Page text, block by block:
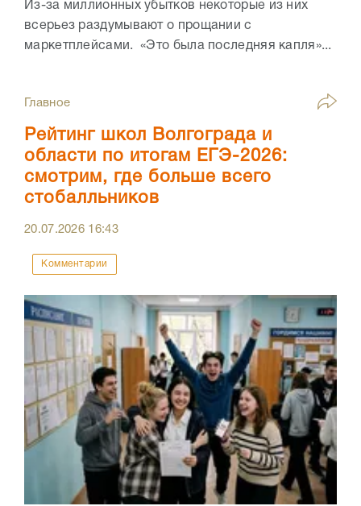
Из-за миллионных убытков некоторые из них
всерьез раздумывают о прощании с
маркетплейсами. «Это была последняя капля»...
Главное
Рейтинг школ Волгограда и
области по итогам ЕГЭ-2026:
смотрим, где больше всего
стобалльников
20.07.2026 16:43
Комментарии